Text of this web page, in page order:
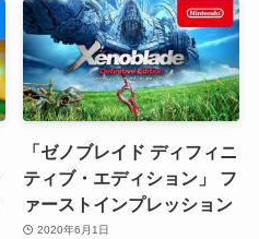
「ゼノブレイド ディフィニ
ティブ・エディション」 フ
ァーストインプレッション
2020年6月1日